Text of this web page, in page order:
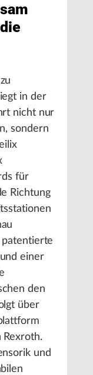
in der
nicht nur
sondern
für
Richtung
patentierte
einer
den
über
Rexroth.
und